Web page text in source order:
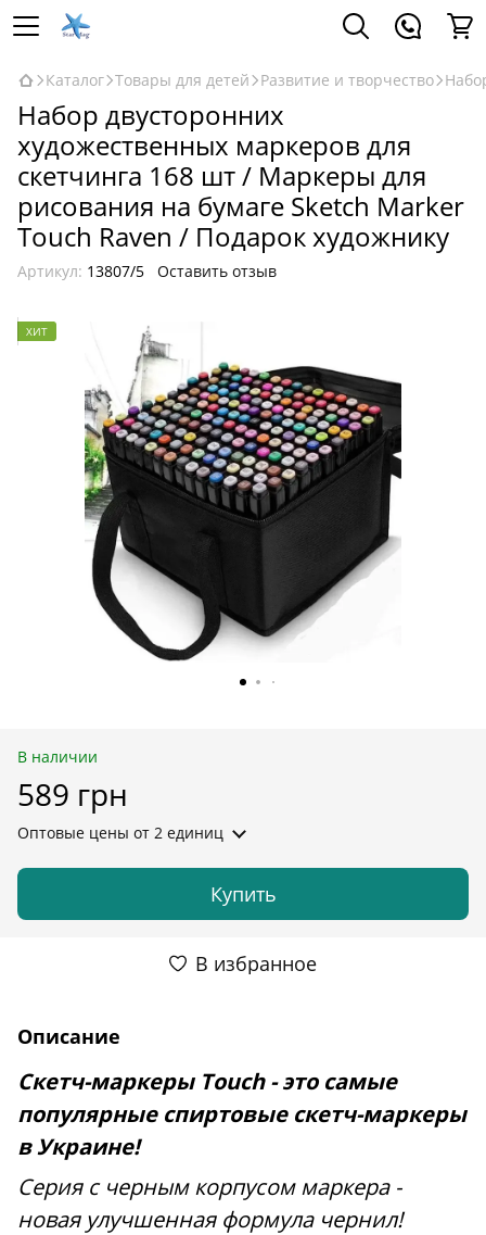
Каталог Товары для детей Развитие и творчество
Набор двусторонних
художественных маркеров для
скетчинга 168 шт / Маркеры для
рисования на бумаге Sketch Marker
Touch Raven / Подарок художнику
Артикул: 13807/5 Оставить отзыв
ХИТ
В наличии
589 грн
Оптовые цены от 2 единиц
Купить
В избранное
Описание
Скетч-маркеры Touch - это самые
популярные спиртовые скетч-маркеры
в Украине!
Серия с черным корпусом маркера -
новая улучшенная формула чернил!